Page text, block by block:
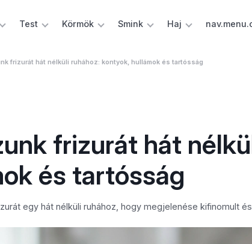
Test Körmök Smink Haj
frizurát hát nélküli ruhához: kontyok, hullámok és tartósság
frizurát hát
és tartósság
egy hát nélküli ruhához, hogy megjelenése kifinomult